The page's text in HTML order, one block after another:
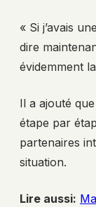
« Si j’avais
dire
évidemment
Il a ajouté
étape par
partenaires
situation.
Lire aussi: